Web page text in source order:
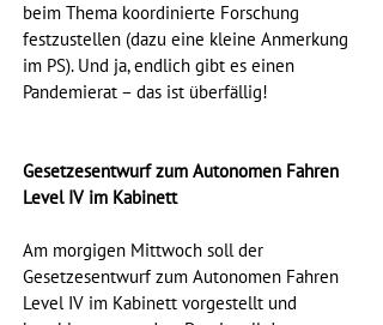
beim Thema koordinierte Forschung
festzustellen (dazu eine kleine Anmerkung
im PS). Und ja, endlich gibt es einen
Pandemierat – das ist überfällig!
Gesetzesentwurf zum Autonomen Fahren
Level IV im Kabinett
Am morgigen Mittwoch soll der
Gesetzesentwurf zum Autonomen Fahren
Level IV im Kabinett vorgestellt und